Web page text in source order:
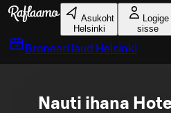
Liigu peamise sisu juurde
Asukoht
Helsinki
Logige
sisse
Broneeri laud Helsinki
Nauti ihana